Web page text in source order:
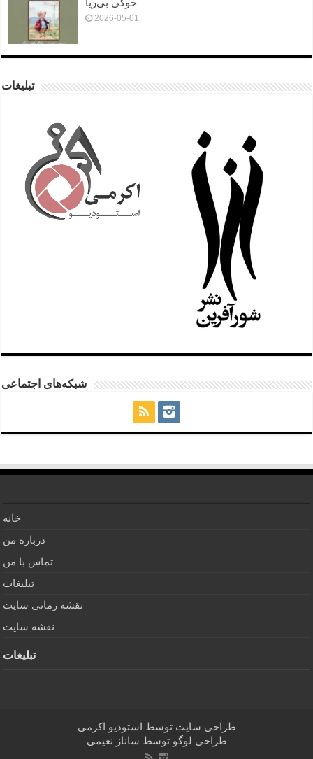
خوکی بی‌ریا
2026-05-01
تبلیغات
شبکه‌های اجتماعی
خانه
درباره من
تماس با من
تبلیغات
نقشه زمانی سایت
نقشه سایت
تبلیغات
طراحی سایت توسط استودیو اکرمی
طراحی لوگو توسط ساناز نعیمی